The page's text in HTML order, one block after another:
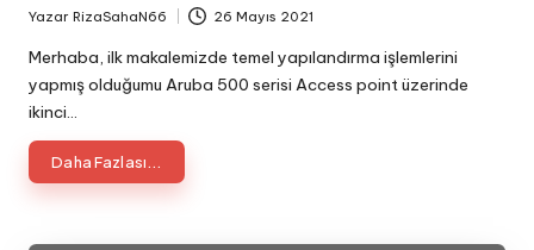
Posted
by
Yazar RizaSahaN66 26 Mayıs 2021
Merhaba, ilk makalemizde temel yapılandırma işlemlerini
yapmış olduğumu Aruba 500 serisi Access point üzerinde
ikinci…
Daha Fazlası...